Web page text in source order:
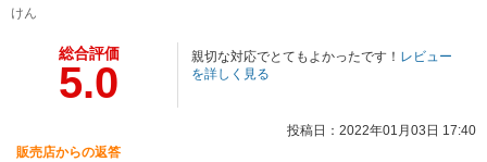
けん
総合評価
5.0
親切な対応でとてもよかったです！ レビュー
を詳しく見る
投稿日：2022年01月03日 17:40
販売店からの返答